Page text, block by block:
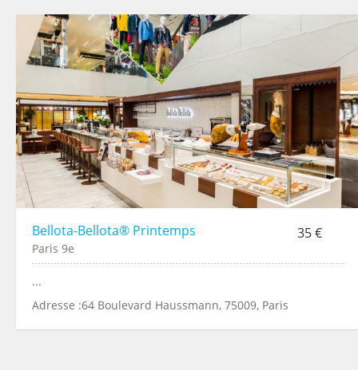
Bellota-Bellota® Printemps 35 €
Paris 9e
...
Adresse :64 Boulevard Haussmann, 75009, Paris